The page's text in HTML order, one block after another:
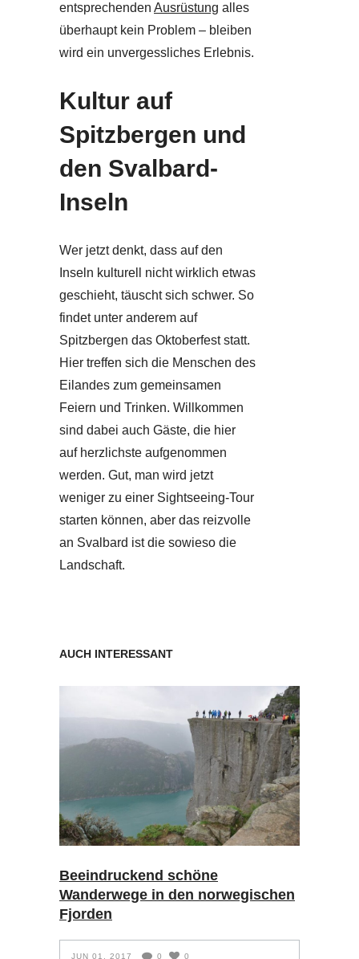
entsprechenden Ausrüstung alles
überhaupt kein Problem – bleiben
wird ein unvergessliches Erlebnis.
Kultur auf
Spitzbergen und
den Svalbard-
Inseln
Wer jetzt denkt, dass auf den
Inseln kulturell nicht wirklich etwas
geschieht, täuscht sich schwer. So
findet unter anderem auf
Spitzbergen das Oktoberfest statt.
Hier treffen sich die Menschen des
Eilandes zum gemeinsamen
Feiern und Trinken. Willkommen
sind dabei auch Gäste, die hier
auf herzlichste aufgenommen
werden. Gut, man wird jetzt
weniger zu einer Sightseeing-Tour
starten können, aber das reizvolle
an Svalbard ist die sowieso die
Landschaft.
AUCH INTERESSANT
Beeindruckend schöne
Wanderwege in den norwegischen
Fjorden
JUN 01, 2017 0 0